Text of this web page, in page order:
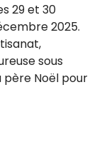
29 et 30
2025.
sous
Noël pour